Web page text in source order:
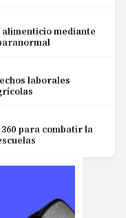
mediante
laborales
para combatir la